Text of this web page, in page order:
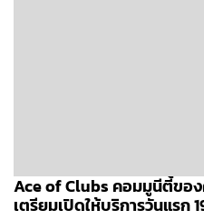
Ace of Clubs คอมมูนีตี้ขอ
เตรียมเปิดให้บริการวันแรก